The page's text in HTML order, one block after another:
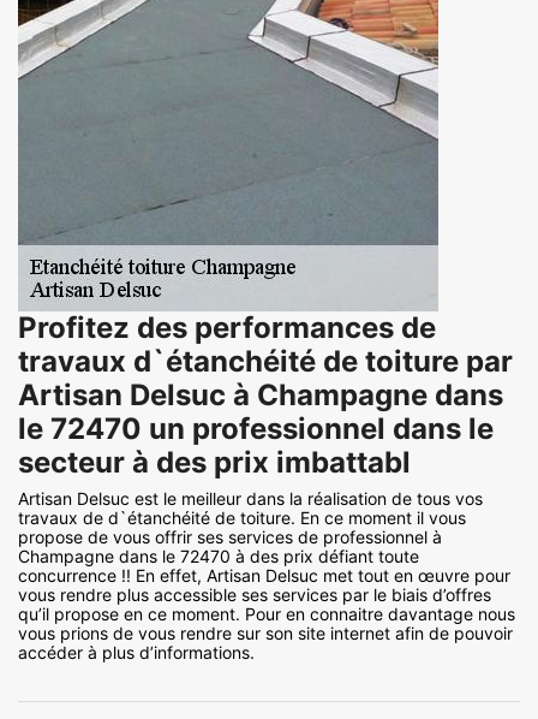
Profitez des performances de
travaux d`étanchéité de toiture par
Artisan Delsuc à Champagne dans
le 72470 un professionnel dans le
secteur à des prix imbattabl
Artisan Delsuc est le meilleur dans la réalisation de tous vos
travaux de d`étanchéité de toiture. En ce moment il vous
propose de vous offrir ses services de professionnel à
Champagne dans le 72470 à des prix défiant toute
concurrence !! En effet, Artisan Delsuc met tout en œuvre pour
vous rendre plus accessible ses services par le biais d’offres
qu’il propose en ce moment. Pour en connaitre davantage nous
vous prions de vous rendre sur son site internet afin de pouvoir
accéder à plus d’informations.